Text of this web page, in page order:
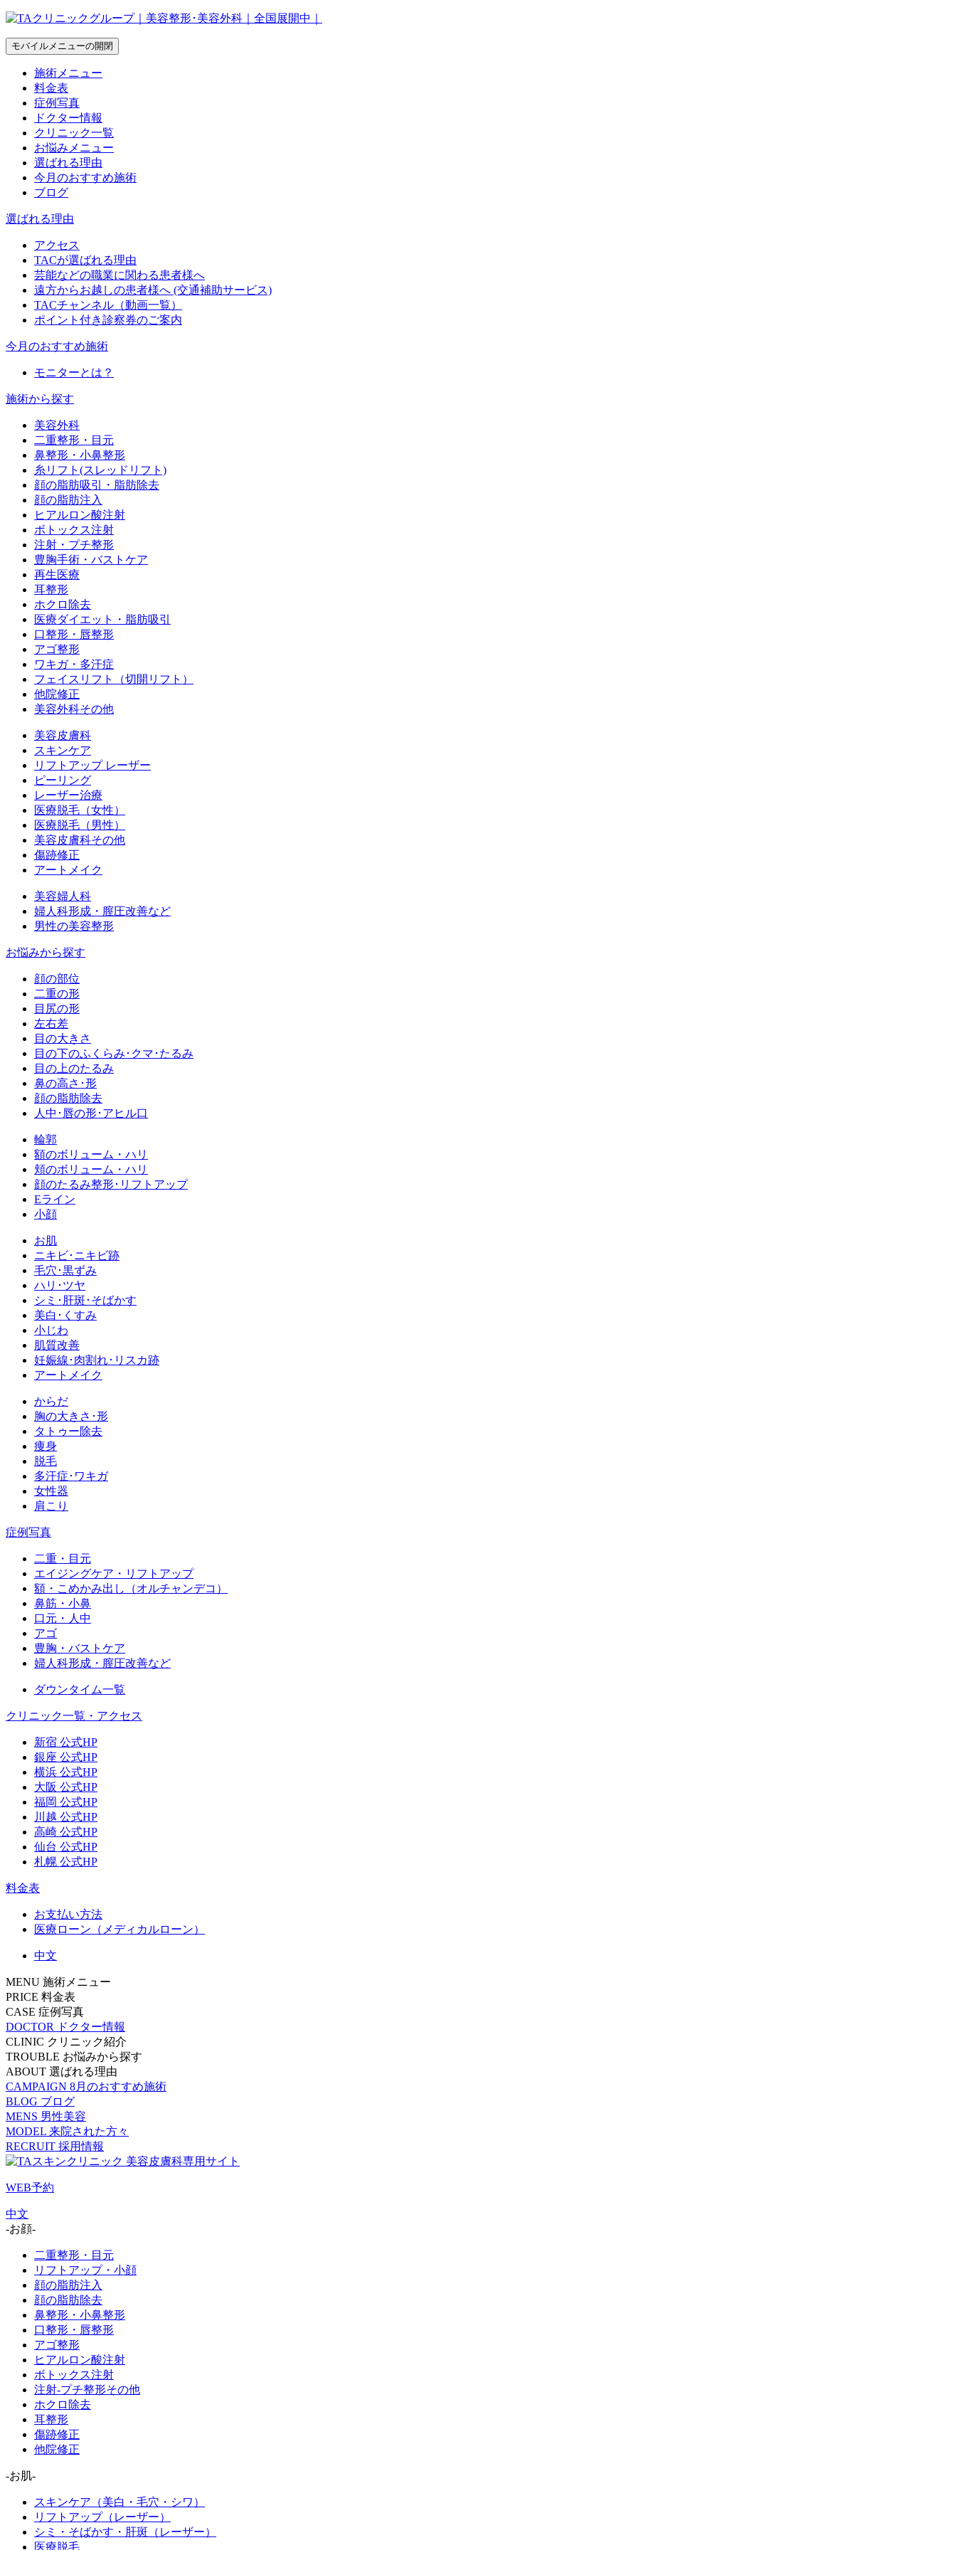
モバイルメニューの開閉
施術メニュー
料金表
症例写真
ドクター情報
クリニック一覧
お悩みメニュー
選ばれる理由
今月のおすすめ施術
ブログ
選ばれる理由
アクセス
TACが選ばれる理由
芸能などの職業に関わる患者様へ
遠方からお越しの患者様へ (交通補助サービス)
TACチャンネル（動画一覧）
ポイント付き診察券のご案内
今月のおすすめ施術
モニターとは？
施術から探す
美容外科
二重整形・目元
鼻整形・小鼻整形
糸リフト(スレッドリフト)
顔の脂肪吸引・脂肪除去
顔の脂肪注入
ヒアルロン酸注射
ボトックス注射
注射・プチ整形
豊胸手術・バストケア
再生医療
耳整形
ホクロ除去
医療ダイエット・脂肪吸引
口整形・唇整形
アゴ整形
ワキガ・多汗症
フェイスリフト（切開リフト）
他院修正
美容外科その他
美容皮膚科
スキンケア
リフトアップ レーザー
ピーリング
レーザー治療
医療脱毛（女性）
医療脱毛（男性）
美容皮膚科その他
傷跡修正
アートメイク
美容婦人科
婦人科形成・膣圧改善など
男性の美容整形
お悩みから探す
顔の部位
二重の形
目尻の形
左右差
目の大きさ
目の下のふくらみ･クマ･たるみ
目の上のたるみ
鼻の高さ･形
顔の脂肪除去
人中･唇の形･アヒル口
輪郭
額のボリューム・ハリ
頬のボリューム・ハリ
顔のたるみ整形･リフトアップ
Eライン
小顔
お肌
ニキビ･ニキビ跡
毛穴･黒ずみ
ハリ･ツヤ
シミ･肝斑･そばかす
美白･くすみ
小じわ
肌質改善
妊娠線･肉割れ･リスカ跡
アートメイク
からだ
胸の大きさ･形
タトゥー除去
痩身
脱毛
多汗症･ワキガ
女性器
肩こり
症例写真
二重・目元
エイジングケア・リフトアップ
額・こめかみ出し（オルチャンデコ）
鼻筋・小鼻
口元・人中
アゴ
豊胸・バストケア
婦人科形成・膣圧改善など
ダウンタイム一覧
クリニック一覧・アクセス
新宿 公式HP
銀座 公式HP
横浜 公式HP
大阪 公式HP
福岡 公式HP
川越 公式HP
高崎 公式HP
仙台 公式HP
札幌 公式HP
料金表
お支払い方法
医療ローン（メディカルローン）
中文
MENU 施術メニュー
PRICE 料金表
CASE 症例写真
DOCTOR
ドクター情報
CLINIC クリニック紹介
TROUBLE お悩みから探す
ABOUT 選ばれる理由
CAMPAIGN 8月のおすすめ施術
BLOG ブログ
MENS 男性美容
MODEL 来院された方々
RECRUIT 採用情報
WEB予約
中文
-お顔-
二重整形・目元
リフトアップ・小顔
顔の脂肪注入
顔の脂肪除去
鼻整形・小鼻整形
口整形・唇整形
アゴ整形
ヒアルロン酸注射
ボトックス注射
注射-プチ整形その他
ホクロ除去
耳整形
傷跡修正
他院修正
-お肌-
スキンケア（美白・毛穴・シワ）
リフトアップ（レーザー）
シミ・そばかす・肝斑（レーザー）
医療脱毛